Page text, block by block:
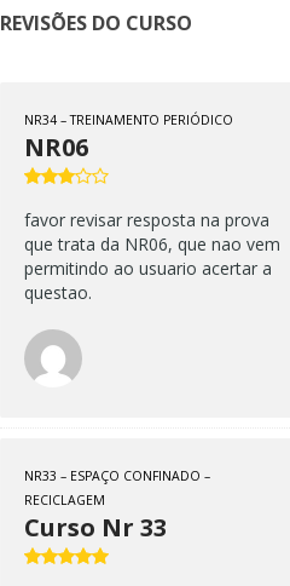
REVISÕES DO CURSO
NR34 – TREINAMENTO PERIÓDICO
NR06
favor revisar resposta na prova
que trata da NR06, que nao vem
permitindo ao usuario acertar a
questao.
NR33 – ESPAÇO CONFINADO –
RECICLAGEM
Curso Nr 33